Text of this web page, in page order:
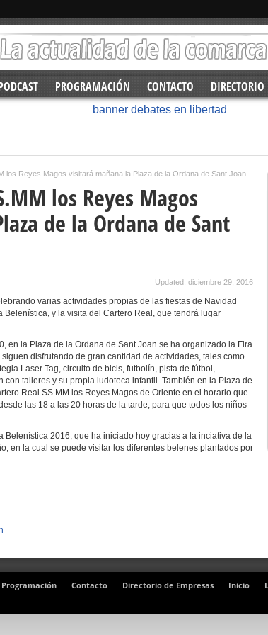
PROGRAMACIÓN CONTACTO
los Reyes Magos visitará mañana la Plaza de la Ordana de Sant Joan
los Reyes Magos
de la Ordana de Sant
Updated: diciembre 29, 2016
varias actividades propias de las fiestas de Navidad
y la visita del Cartero Real, que tendrá lugar
en la Plaza de la Ordana de Sant Joan se ha organizado la Fira
disfrutando de gran cantidad de actividades, tales como
Laser Tag, circuito de bicis, futbolín, pista de fútbol,
con talleres y su propia ludoteca infantil. También en la Plaza de
Real SS.MM los Reyes Magos de Oriente en el horario que
las 18 a las 20 horas de la tarde, para que todos los niños
Belenística 2016, que ha iniciado hoy gracias a la inciativa de la
en la cual se puede visitar los diferentes belenes plantados por
Programación Contacto Directorio de Empresas Inicio